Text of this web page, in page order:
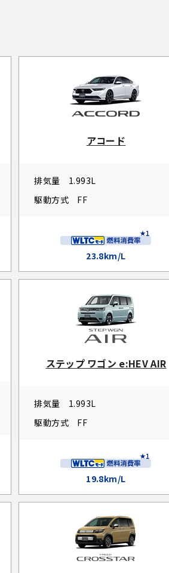
アコード
排気量
1.993L
駆動方式
FF
23.8km/L
ステップ ワゴン e:HEV AIR
排気量
1.993L
駆動方式
FF
19.8km/L